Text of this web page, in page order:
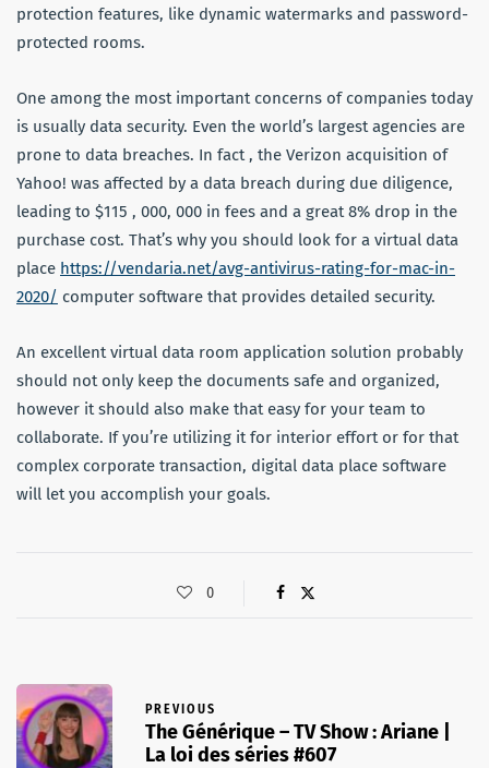
protection features, like dynamic watermarks and password-
protected rooms.
One among the most important concerns of companies today
is usually data security. Even the world’s largest agencies are
prone to data breaches. In fact , the Verizon acquisition of
Yahoo! was affected by a data breach during due diligence,
leading to $115 , 000, 000 in fees and a great 8% drop in the
purchase cost. That’s why you should look for a virtual data
place https://vendaria.net/avg-antivirus-rating-for-mac-in-
2020/ computer software that provides detailed security.
An excellent virtual data room application solution probably
should not only keep the documents safe and organized,
however it should also make that easy for your team to
collaborate. If you’re utilizing it for interior effort or for that
complex corporate transaction, digital data place software
will let you accomplish your goals.
0
PREVIOUS
The Générique – TV Show : Ariane |
La loi des séries #607